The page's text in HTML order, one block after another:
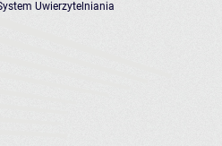
Uwierzytelniania